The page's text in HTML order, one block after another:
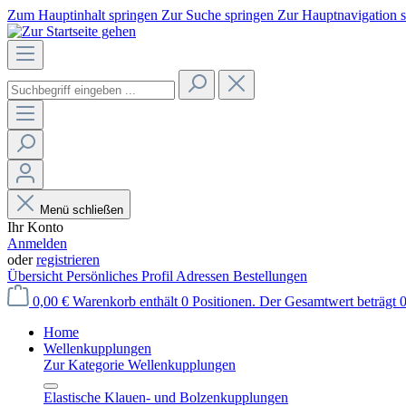
Zum Hauptinhalt springen Zur Suche springen Zur Hauptnavigation
Menü schließen
Ihr Konto
Anmelden
oderregistrieren
Übersicht Persönliches Profil Adressen Bestellungen
0,00 € Warenkorb enthält 0 Positionen. Der Gesamtwert beträgt
Home
Wellenkupplungen
Zur Kategorie Wellenkupplungen
Elastische Klauen- und Bolzenkupplungen